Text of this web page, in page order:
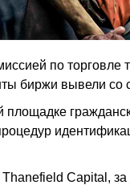
по
биржи вывели со
площадке
Capital,